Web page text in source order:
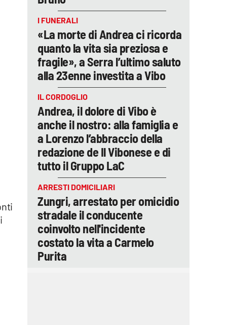
I FUNERALI
«La morte di Andrea ci ricorda
quanto la vita sia preziosa e
fragile», a Serra l’ultimo saluto
alla 23enne investita a Vibo
IL CORDOGLIO
Andrea, il dolore di Vibo è
anche il nostro: alla famiglia e
a Lorenzo l’abbraccio della
redazione de Il Vibonese e di
tutto il Gruppo LaC
ARRESTI DOMICILIARI
Zungri, arrestato per omicidio
stradale il conducente
coinvolto nell'incidente
costato la vita a Carmelo
Purita